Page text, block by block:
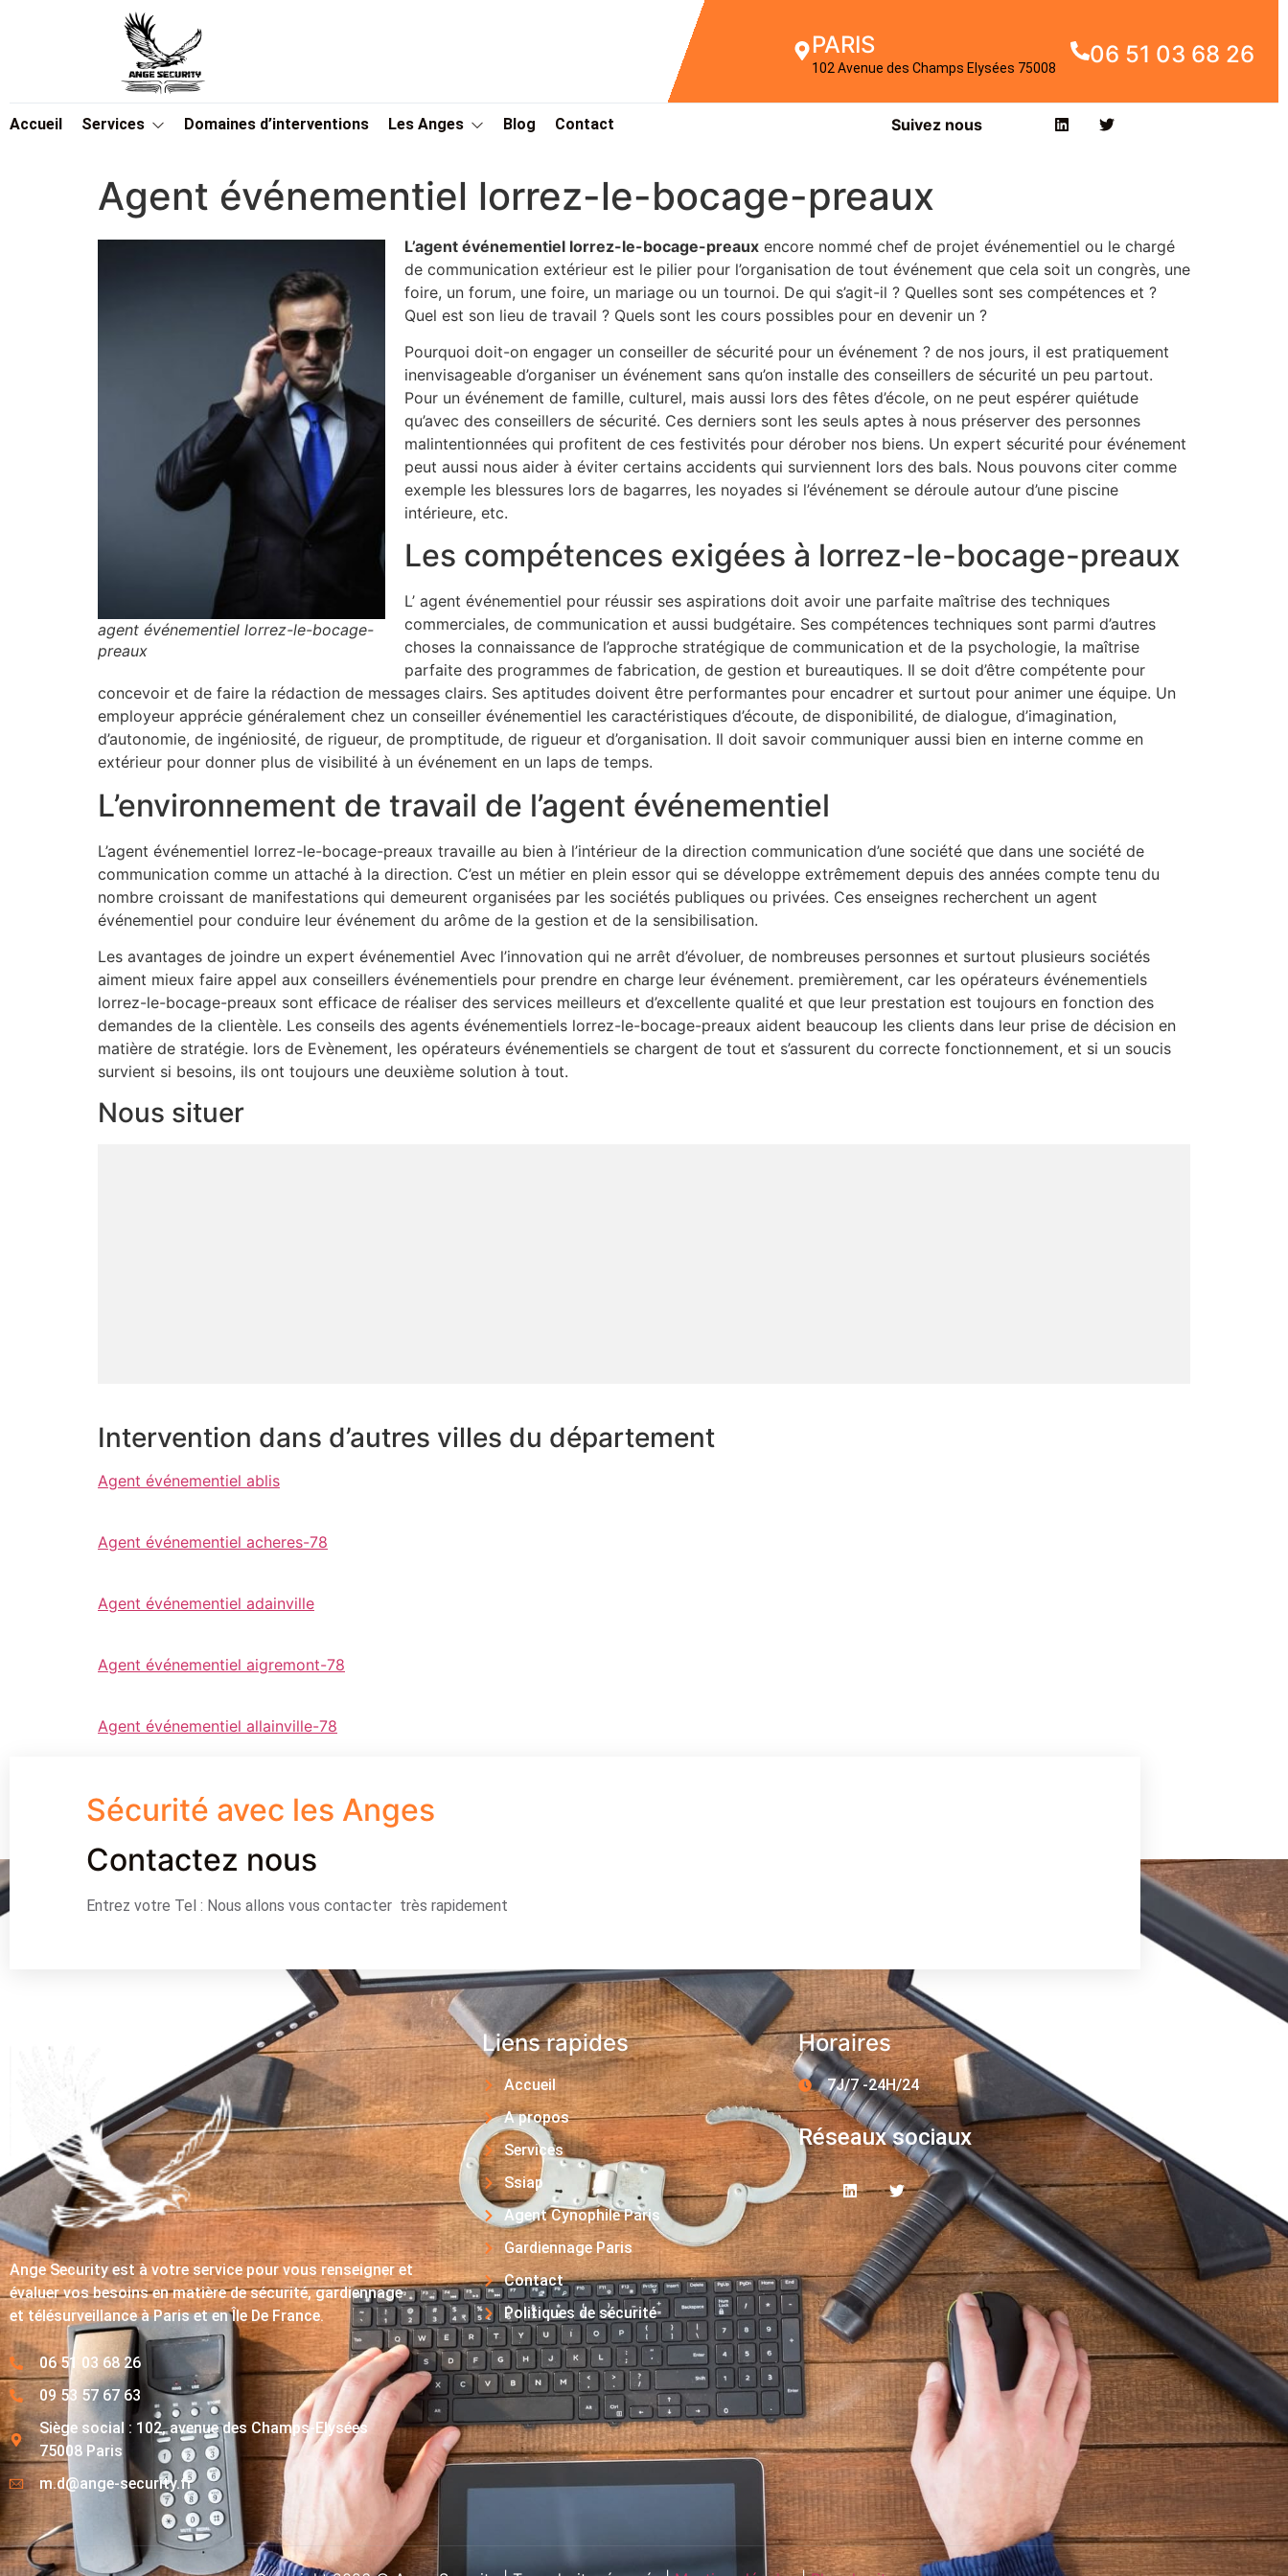
PARIS
102 Avenue des Champs Elysées 75008 06 51 03 68 26
Accueil Services Domaines d’interventions Les Anges Blog Contact Suivez nous
Agent événementiel lorrez-le-bocage-preaux
agent événementiel lorrez-le-bocage-
preaux
L’agent événementiel lorrez-le-bocage-preaux encore nommé chef de projet événementiel ou le chargé
de communication extérieur est le pilier pour l’organisation de tout événement que cela soit un congrès, une
foire, un forum, une foire, un mariage ou un tournoi. De qui s’agit-il ? Quelles sont ses compétences et ?
Quel est son lieu de travail ? Quels sont les cours possibles pour en devenir un ?
Pourquoi doit-on engager un conseiller de sécurité pour un événement ? de nos jours, il est pratiquement
inenvisageable d’organiser un événement sans qu’on installe des conseillers de sécurité un peu partout.
Pour un événement de famille, culturel, mais aussi lors des fêtes d’école, on ne peut espérer quiétude
qu’avec des conseillers de sécurité. Ces derniers sont les seuls aptes à nous préserver des personnes
malintentionnées qui profitent de ces festivités pour dérober nos biens. Un expert sécurité pour événement
peut aussi nous aider à éviter certains accidents qui surviennent lors des bals. Nous pouvons citer comme
exemple les blessures lors de bagarres, les noyades si l’événement se déroule autour d’une piscine
intérieure, etc.
Les compétences exigées à lorrez-le-bocage-preaux
L’ agent événementiel pour réussir ses aspirations doit avoir une parfaite maîtrise des techniques
commerciales, de communication et aussi budgétaire. Ses compétences techniques sont parmi d’autres
choses la connaissance de l’approche stratégique de communication et de la psychologie, la maîtrise
parfaite des programmes de fabrication, de gestion et bureautiques. Il se doit d’être compétente pour
concevoir et de faire la rédaction de messages clairs. Ses aptitudes doivent être performantes pour encadrer et surtout pour animer une équipe. Un
employeur apprécie généralement chez un conseiller événementiel les caractéristiques d’écoute, de disponibilité, de dialogue, d’imagination,
d’autonomie, de ingéniosité, de rigueur, de promptitude, de rigueur et d’organisation. Il doit savoir communiquer aussi bien en interne comme en
extérieur pour donner plus de visibilité à un événement en un laps de temps.
L’environnement de travail de l’agent événementiel
L’agent événementiel lorrez-le-bocage-preaux travaille au bien à l’intérieur de la direction communication d’une société que dans une société de
communication comme un attaché à la direction. C’est un métier en plein essor qui se développe extrêmement depuis des années compte tenu du
nombre croissant de manifestations qui demeurent organisées par les sociétés publiques ou privées. Ces enseignes recherchent un agent
événementiel pour conduire leur événement du arôme de la gestion et de la sensibilisation.
Les avantages de joindre un expert événementiel Avec l’innovation qui ne arrêt d’évoluer, de nombreuses personnes et surtout plusieurs sociétés
aiment mieux faire appel aux conseillers événementiels pour prendre en charge leur événement. premièrement, car les opérateurs événementiels
lorrez-le-bocage-preaux sont efficace de réaliser des services meilleurs et d’excellente qualité et que leur prestation est toujours en fonction des
demandes de la clientèle. Les conseils des agents événementiels lorrez-le-bocage-preaux aident beaucoup les clients dans leur prise de décision en
matière de stratégie. lors de Evènement, les opérateurs événementiels se chargent de tout et s’assurent du correcte fonctionnement, et si un soucis
survient si besoins, ils ont toujours une deuxième solution à tout.
Nous situer
Intervention dans d’autres villes du département
Agent événementiel ablis
Agent événementiel acheres-78
Agent événementiel adainville
Agent événementiel aigremont-78
Agent événementiel allainville-78
Sécurité avec les Anges
Contactez nous
Entrez votre Tel : Nous allons vous contacter très rapidement
Ange Security est à votre service pour vous renseigner et
évaluer vos besoins en matière de sécurité, gardiennage
et télésurveillance à Paris et en Île De France.
06 51 03 68 26
09 53 57 67 63
Siège social : 102, avenue des Champs-Elysées
75008 Paris
m.d@ange-security.fr
Liens rapides
Accueil
A propos
Services
Ssiap
Agent Cynophile Paris
Gardiennage Paris
Contact
Politiques de sécurité
Horaires
7J/7 -24H/24
Réseaux sociaux